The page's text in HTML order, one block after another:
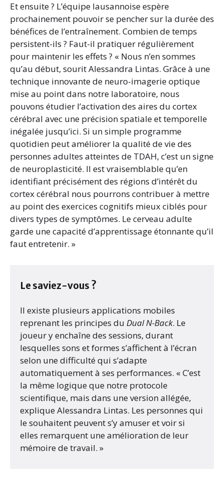
Et ensuite ? L’équipe lausannoise espère
prochainement pouvoir se pencher sur la durée des
bénéfices de l’entraînement. Combien de temps
persistent-ils ? Faut-il pratiquer régulièrement
pour maintenir les effets ? « Nous n’en sommes
qu’au début, sourit Alessandra Lintas. Grâce à une
technique innovante de neuro-imagerie optique
mise au point dans notre laboratoire, nous
pouvons étudier l’activation des aires du cortex
cérébral avec une précision spatiale et temporelle
inégalée jusqu’ici. Si un simple programme
quotidien peut améliorer la qualité de vie des
personnes adultes atteintes de TDAH, c’est un signe
de neuroplasticité. Il est vraisemblable qu’en
identifiant précisément des régions d’intérêt du
cortex cérébral nous pourrons contribuer à mettre
au point des exercices cognitifs mieux ciblés pour
divers types de symptômes. Le cerveau adulte
garde une capacité d’apprentissage étonnante qu’il
faut entretenir. »
Le saviez-vous ?
Il existe plusieurs applications mobiles
reprenant les principes du Dual N-Back. Le
joueur y enchaîne des sessions, durant
lesquelles sons et formes s’affichent à l’écran
selon une difficulté qui s’adapte
automatiquement à ses performances. « C’est
la même logique que notre protocole
scientifique, mais dans une version allégée,
explique Alessandra Lintas. Les personnes qui
le souhaitent peuvent s’y amuser et voir si
elles remarquent une amélioration de leur
mémoire de travail. »